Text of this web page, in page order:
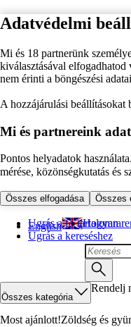
Adatvédelmi
Mi és 18 partnerünk
kiválasztásával
nem érinti a böngészési
A hozzájárulási
Mi és partnereink
Pontos helyadatok
mérése, közönségkutatás és
Összes elfogadása Összes
Ugrás a fő tartalomra
Ugrás a kereséshez
English Hogyan
Összes kategória
Rendelj
Most ajánlott!Zöldség és